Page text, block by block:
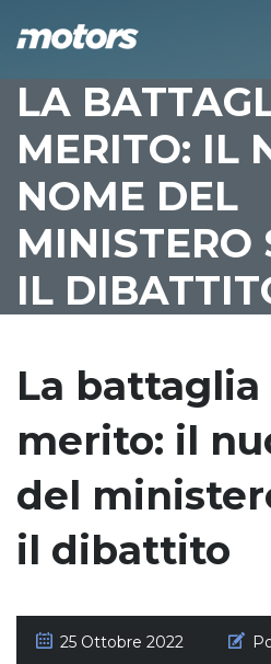
LA
MERITO: IL
NOME DEL
MINISTERO
IL
La battaglia
merito: il
del
il dibattito
25 Ottobre 2022